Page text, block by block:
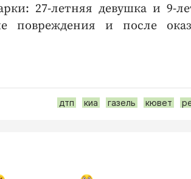
27-летняя девушка и 9-
повреждения и после
дтп киа газель кювет